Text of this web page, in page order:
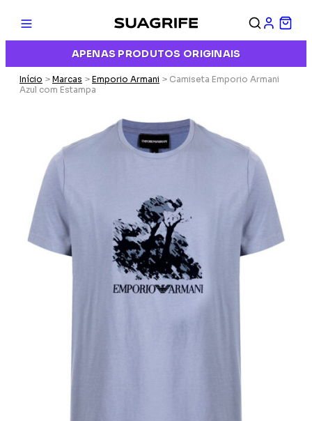
APENAS PRODUTOS ORIGINAIS
Início > Marcas > Emporio Armani > Camiseta Emporio Armani
Azul com Estampa